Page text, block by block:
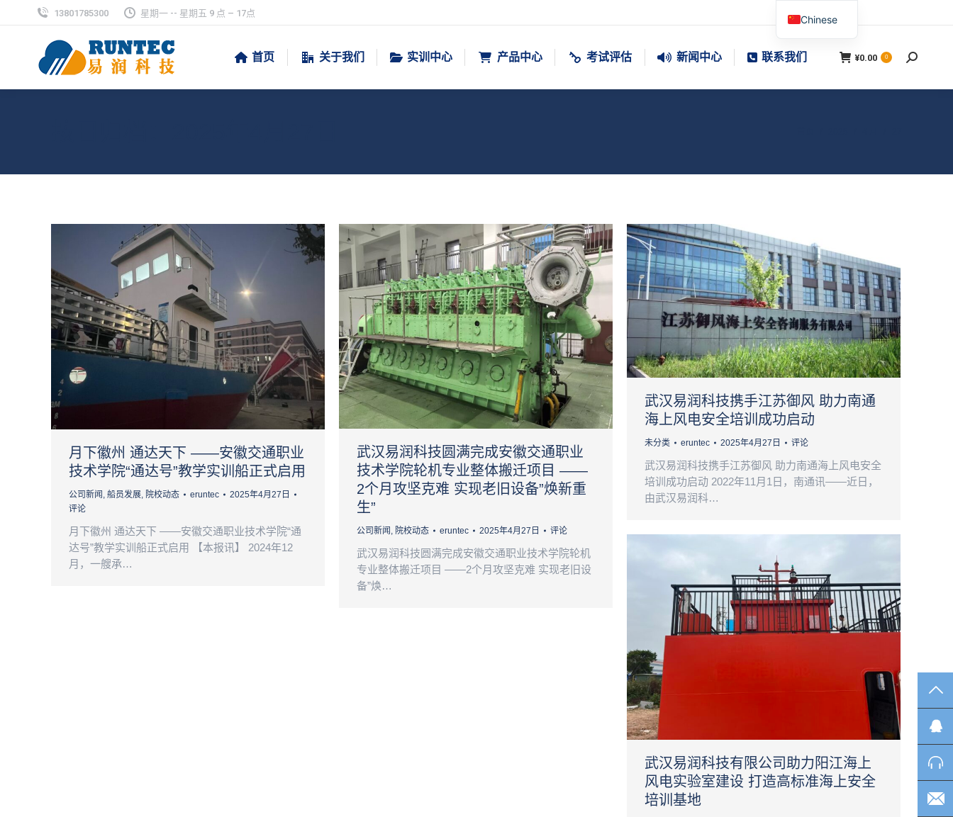
13801785300 星期一 -- 星期五 9 点 – 17点
首页 关于我们 实训中心 产品中心 考试评估 新闻中心 联系我们 ¥0.00 0
搜
月下徽州 通达天下 ——安徽交通职业
技术学院“通达号”教学实训船正式启用
公司新闻 船员发展 院校动态 eruntec
2025年4月27日
评论
月下徽州 通达天下 ——安徽交通职业技术学院“通
达号”教学实训船正式启用 【本报讯】 2024年12
月，一艘承…
武汉易润科技圆满完成安徽交通职业
技术学院轮机专业整体搬迁项目 ——
2个月攻坚克难 实现老旧设备”焕新重
生”
公司新闻 , 院校动态 eruntec 2025年4月27日 评论
武汉易润科技圆满完成安徽交通职业技术学院轮机
专业整体搬迁项目 ——2个月攻坚克难 实现老旧设
备”焕…
武汉易润科技携手江苏御风 助力南通
海上风电安全培训成功启动
未分类 eruntec 2025年4月27日 评论
武汉易润科技携手江苏御风 助力南通海上风电安全
培训成功启动 2022年11月1日，南通讯——近日，
由武汉易润科…
武汉易润科技有限公司助力阳江海上
风电实验室建设 打造高标准海上安全
培训基地
Chinese